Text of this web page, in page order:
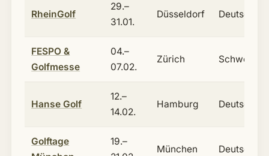
RheinGolf
29.–
31.01.
Düsseldorf
FESPO &
Golfmesse
04.–
07.02.
Zürich Schweiz
Hanse Golf
12.–
14.02.
Hamburg
Golftage
19.–
München